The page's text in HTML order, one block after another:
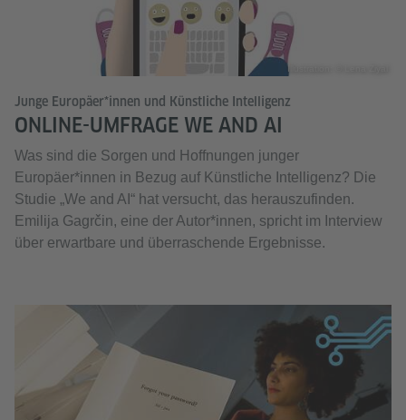
Illustration: © Lena Ziyal
Junge Europäer*innen und Künstliche Intelligenz
ONLINE-UMFRAGE WE AND AI
Was sind die Sorgen und Hoffnungen junger
Europäer*innen in Bezug auf Künstliche Intelligenz? Die
Studie „We and AI“ hat versucht, das herauszufinden.
Emilija Gagrčin, eine der Autor*innen, spricht im Interview
über erwartbare und überraschende Ergebnisse.